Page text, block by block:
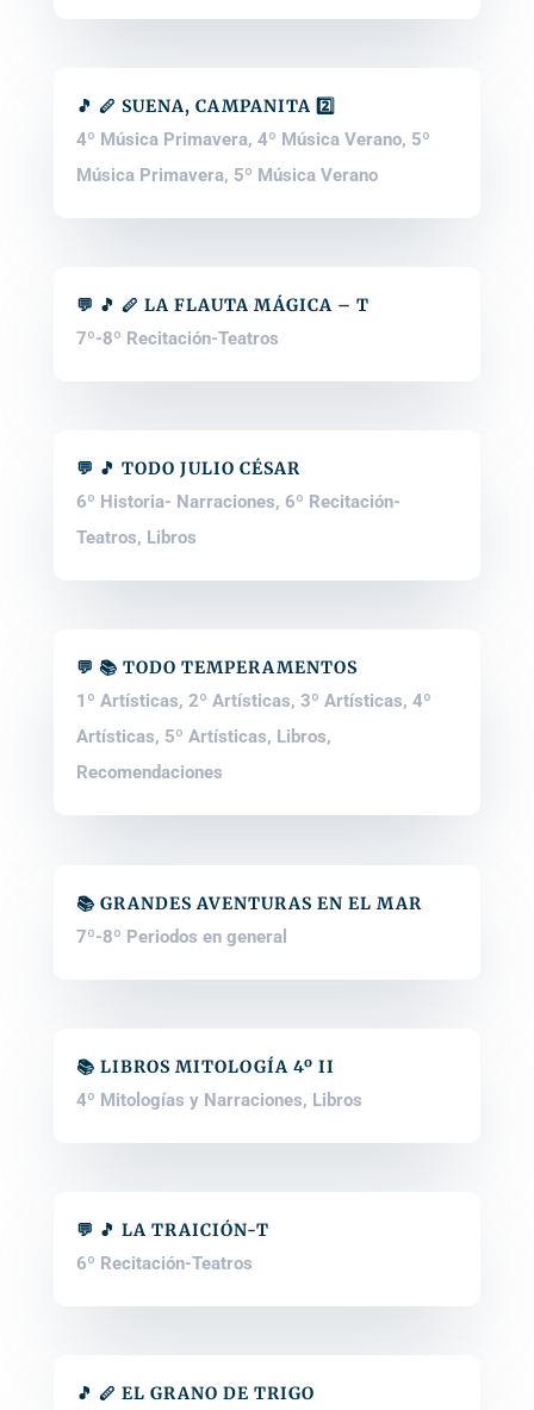
🎵 🪈 SUENA, CAMPANITA 2️⃣
4º Música Primavera, 4º Música Verano, 5º
Música Primavera, 5º Música Verano
💬 🎵 🪈 LA FLAUTA MÁGICA – T
7º-8º Recitación-Teatros
💬 🎵 TODO JULIO CÉSAR
6º Historia- Narraciones, 6º Recitación-
Teatros, Libros
💬 📚 TODO TEMPERAMENTOS
1º Artísticas, 2º Artísticas, 3º Artísticas, 4º
Artísticas, 5º Artísticas, Libros,
Recomendaciones
📚 GRANDES AVENTURAS EN EL MAR
7º-8º Periodos en general
📚 LIBROS MITOLOGÍA 4º II
4º Mitologías y Narraciones, Libros
💬 🎵 LA TRAICIÓN-T
6º Recitación-Teatros
🎵 🪈 EL GRANO DE TRIGO